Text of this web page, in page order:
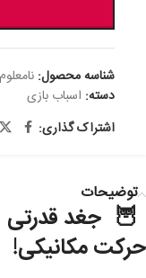
شناسه محصول: نامعلوم
دسته: اسباب بازی
اشتراک گذاری:
توضیحات
🦉 جغد
حرکت مکانیکی!